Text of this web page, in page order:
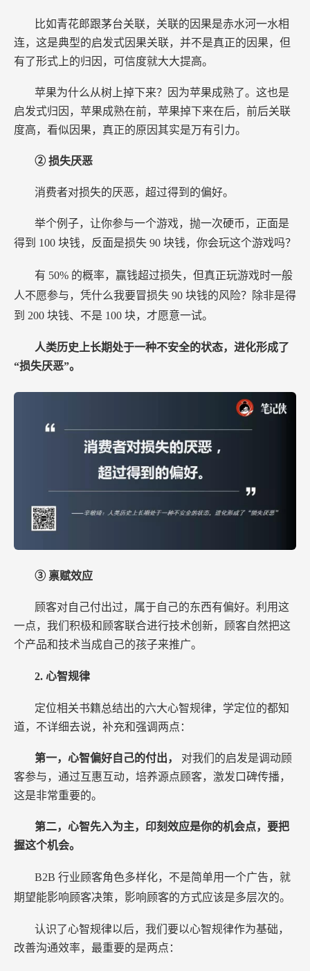
比如青花郎跟茅台关联，关联的因果是赤水河一水相
连，这是典型的启发式因果关联，并不是真正的因果，但
有了形式上的归因，可信度就大大提高。
苹果为什么从树上掉下来？因为苹果成熟了。这也是
启发式归因，苹果成熟在前，苹果掉下来在后，前后关联
度高，看似因果，真正的原因其实是万有引力。
② 损失厌恶
消费者对损失的厌恶，超过得到的偏好。
举个例子，让你参与一个游戏，抛一次硬币，正面是
得到 100 块钱，反面是损失 90 块钱，你会玩这个游戏吗？
有 50% 的概率，赢钱超过损失，但真正玩游戏时一般
人不愿参与，凭什么我要冒损失 90 块钱的风险？除非是得
到 200 块钱、不是 100 块，才愿意一试。
人类历史上长期处于一种不安全的状态，进化形成了
“损失厌恶”。
③ 禀赋效应
顾客对自己付出过，属于自己的东西有偏好。利用这
一点，我们积极和顾客联合进行技术创新，顾客自然把这
个产品和技术当成自己的孩子来推广。
2.心智规律
定位相关书籍总结出的六大心智规律，学定位的都知
道，不详细去说，补充和强调两点：
第一，心智偏好自己的付出， 对我们的启发是调动顾
客参与，通过互惠互动，培养源点顾客，激发口碑传播，
这是非常重要的。
第二，心智先入为主，印刻效应是你的机会点，要把
握这个机会。
B2B行业顾客角色多样化，不是简单用一个广告，就
期望能影响顾客决策，影响顾客的方式应该是多层次的。
认识了心智规律以后，我们要以心智规律作为基础，
改善沟通效率，最重要的是两点：